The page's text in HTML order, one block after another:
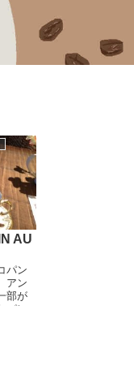
AU
パン
アン
部が
ン